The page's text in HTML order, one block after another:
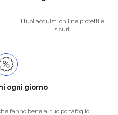
I tuoi acquisti on line protetti e
sicuri.
ogni giorno
fanno bene al tuo portafoglio.